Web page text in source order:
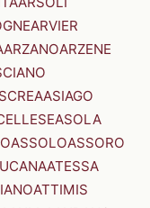
ARVIER
ARZANOARZENE
ASIAGO
ASOLA
ASSOLOASSORO
ATESSA
ATTIMIS